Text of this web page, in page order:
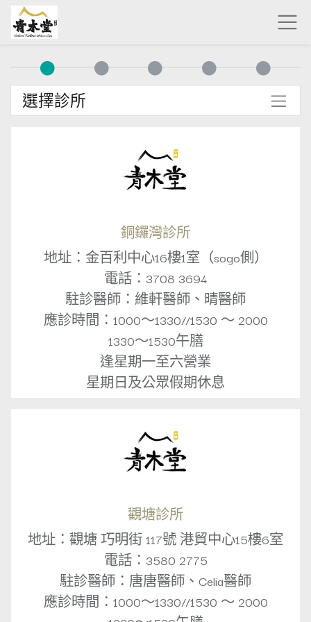
選擇診所
銅鑼灣診所
地址：金百利中心16樓1室（sogo側）
電話：3708 3694
駐診醫師：維軒醫師、晴醫師
應診時間：1000～1330//1530 ～ 2000
1330～1530午膳
逢星期一至六營業
星期日及公眾假期休息
觀塘診所
地址：觀塘 巧明街 117號 港貿中心15樓6室
電話：3580 2775
駐診醫師：唐唐醫師、Celia醫師
應診時間：1000～1330//1530 ～ 2000